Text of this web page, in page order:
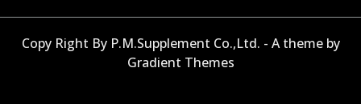
Copy Right By P.M.Supplement Co.,Ltd. - A theme by
Gradient Themes